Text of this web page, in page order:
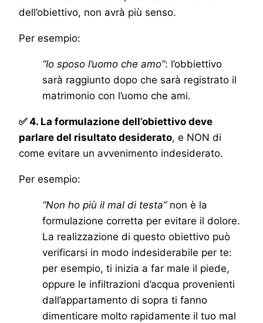
dell’obiettivo, non avrà più senso.
Per esempio:
“Io sposo l’uomo che amo”: l’obbiettivo
sarà raggiunto dopo che sarà registrato il
matrimonio con l’uomo che ami.
✅ 4. La formulazione dell’obiettivo deve
parlare del risultato desiderato, e NON di
come evitare un avvenimento indesiderato.
Per esempio:
“Non ho più il mal di testa”non è la
formulazione corretta per evitare il dolore.
La realizzazione di questo obiettivo può
verificarsi in modo indesiderabile per te:
per esempio, ti inizia a far male il piede,
oppure le infiltrazioni d’acqua provenienti
dall’appartamento di sopra ti fanno
dimenticare molto rapidamente il tuo mal